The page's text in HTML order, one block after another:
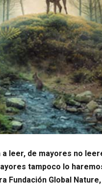
leer, de mayores no
tampoco lo
Fundación Global